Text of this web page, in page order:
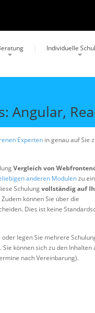
Individuelle
Experten in genau auf Sie
Vergleich von
anderen Modulenzu
Schulungvollständig auf
können Sie über die
Dies ist keine
oder legen Sie mehrere
. Sie können sich zu den Inhalten
nach Vereinbarung).